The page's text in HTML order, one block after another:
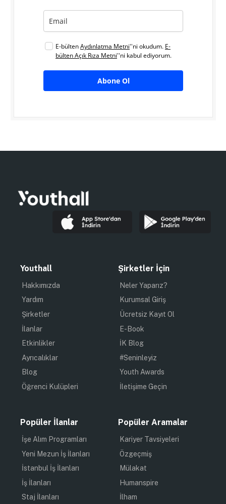
E-bültenAydınlatma Metni''ni okudum. E-
bülten Açık Rıza Metni''ni kabul ediyorum.
Abone Ol
Youthall
Hakkımızda
Yardım
Şirketler
İlanlar
Etkinlikler
Ayrıcalıklar
Blog
Öğrenci Kulüpleri
Şirketler İçin
Neler Yaparız?
Kurumsal Giriş
Ücretsiz Kayıt Ol
E-Book
İK Blog
#Seninleyiz
Youth Awards
İletişime Geçin
Popüler İlanlar
İşe Alım Programları
Yeni Mezun İş İlanları
İstanbul İş İlanları
İş İlanları
Staj İlanları
Popüler Aramalar
Kariyer Tavsiyeleri
Özgeçmiş
Mülakat
Humanspire
İlham